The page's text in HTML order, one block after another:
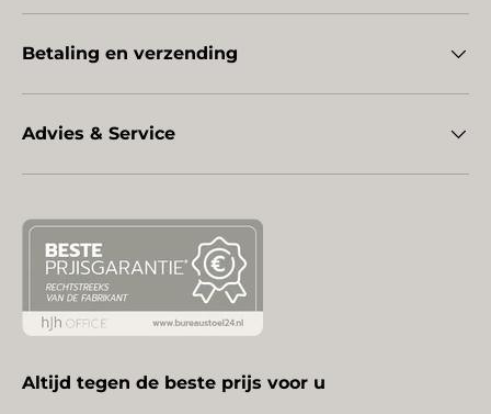
Betaling en verzending
Advies & Service
Altijd tegen de beste prijs voor u